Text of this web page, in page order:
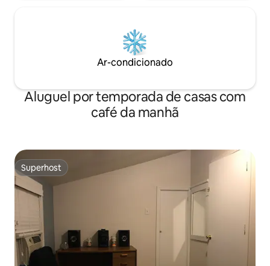
Ar-condicionado
Aluguel por temporada de casas com
café da manhã
Superhost
Superhost